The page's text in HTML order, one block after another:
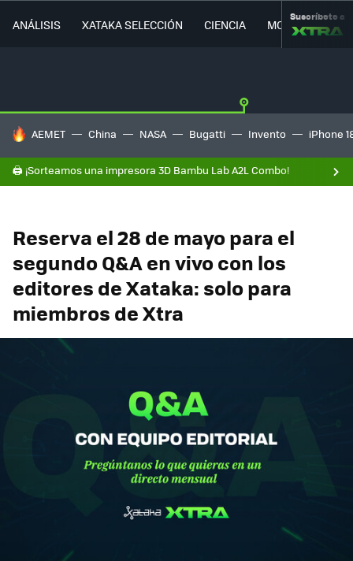
ANÁLISIS XATAKA SELECCIÓN CIENCIA MOVILIDAD
Suscríbete a
HOY SE HABLA DE
AEMET China NASA Bugatti Invento iPhone
🖨️ ¡Sorteamos una impresora 3D Bambu Lab A2L Combo!
Reserva el 28 de mayo para el
segundo Q&A en vivo con los
editores de Xataka: solo para
miembros de Xtra